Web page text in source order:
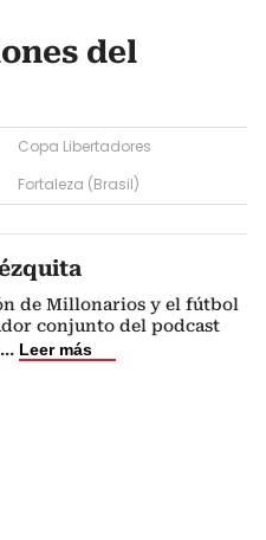
del
Copa Libertadores
Fortaleza (Brasil)
de Millonarios y el fútbol
conjunto del podcast
... Leer más